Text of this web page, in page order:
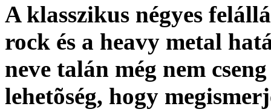
A klasszikus négyes
rock és a heavy metal
neve talán még nem
lehetõség, hogy